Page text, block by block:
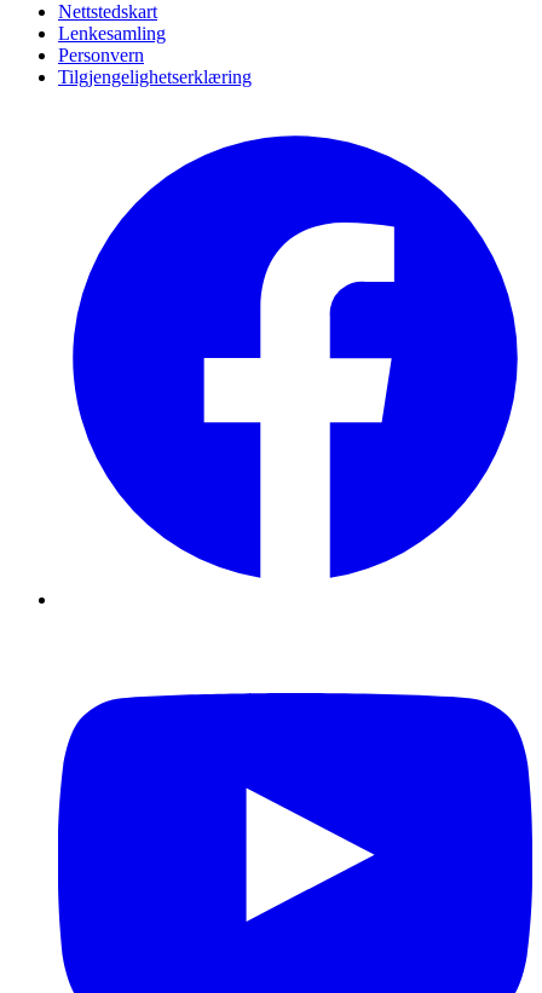
Nettstedskart
Lenkesamling
Personvern
Tilgjengelighetserklæring